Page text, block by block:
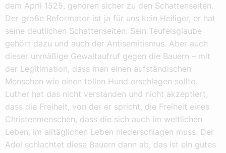
dem April 1525, gehören sicher zu den Schattenseiten.
Der große Reformator ist ja für uns kein Heiliger, er hat
seine deutlichen Schattenseiten: Sein Teufelsglaube
gehört dazu und auch der Antisemitismus. Aber auch
dieser unmäßige Gewaltaufruf gegen die Bauern – mit
der Legitimation, dass man einen aufständischen
Menschen wie einen tollen Hund erschlagen sollte.
Luther hat das nicht verstanden und nicht akzeptiert,
dass die Freiheit, von der er spricht, die Freiheit eines
Christenmenschen, dass die sich auch im weltlichen
Leben, im alltäglichen Leben niederschlagen muss. Der
Adel schlachtet diese Bauern dann ab, das ist ein gutes